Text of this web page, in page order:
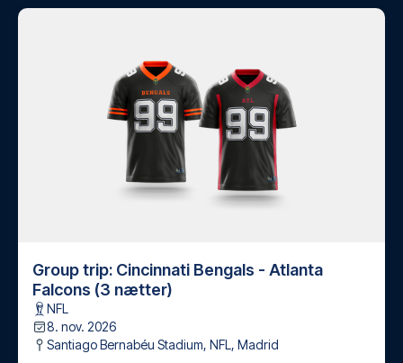
Group trip: Cincinnati Bengals - Atlanta
Falcons (3 nætter)
NFL
8. nov. 2026
Santiago Bernabéu Stadium, NFL, Madrid